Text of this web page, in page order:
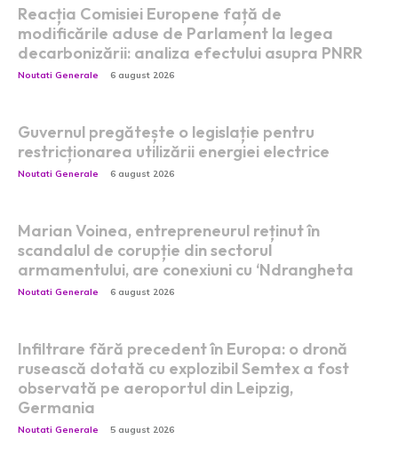
Reacția Comisiei Europene față de
modificările aduse de Parlament la legea
decarbonizării: analiza efectului asupra PNRR
Noutati Generale 6 august 2026
Guvernul pregătește o legislație pentru
restricționarea utilizării energiei electrice
Noutati Generale 6 august 2026
Marian Voinea, entrepreneurul reținut în
scandalul de corupție din sectorul
armamentului, are conexiuni cu ‘Ndrangheta
Noutati Generale 6 august 2026
Infiltrare fără precedent în Europa: o dronă
rusească dotată cu explozibil Semtex a fost
observată pe aeroportul din Leipzig,
Germania
Noutati Generale 5 august 2026